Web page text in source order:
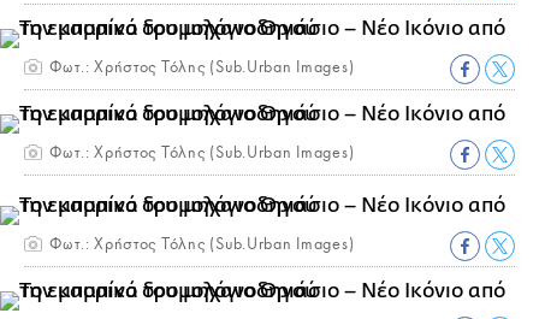
Φωτ.: Χρήστος Τόλης (Sub.Urban Images)
Φωτ.: Χρήστος Τόλης (Sub.Urban Images)
Φωτ.: Χρήστος Τόλης (Sub.Urban Images)